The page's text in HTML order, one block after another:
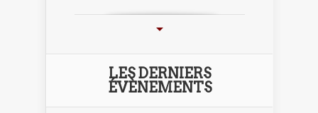
LES DERNIERS
ÉVÈNEMENTS